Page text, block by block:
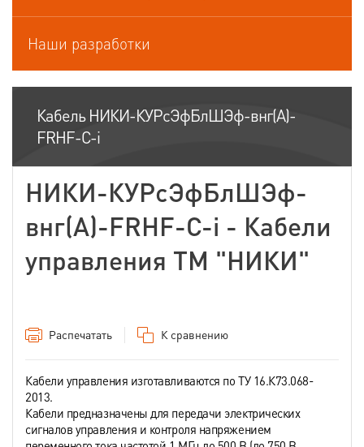
Наши разработки
Кабель НИКИ-КУРсЭфБлШЭф-внг(А)-
FRHF-С-i
НИКИ-КУРсЭфБлШЭф-
внг(А)-FRHF-С-i - Кабели
управления ТМ "НИКИ"
Распечатать К сравнению
Кабели управления изготавливаются по ТУ 16.К73.068-
2013.
Кабели предназначены для передачи электрических
сигналов управления и контроля напряжением